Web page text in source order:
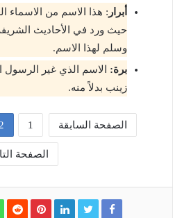
أبرار : هذا الاسم من الاسماء
حيث ورد في الأحاديث
وسلم لهذا الاسم.
برة: الاسم الذي غير
زينب بدلاً منه.
الصفحة السابقة 1
2
الصفحة